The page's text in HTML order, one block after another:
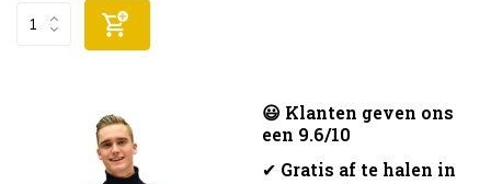
😃 Klanten geven ons
een 9.6/10
✔ Gratis af te halen in